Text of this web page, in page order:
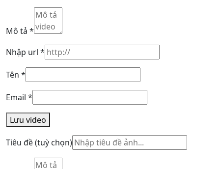
Mô tả *
Nhập url *
Tên *
Email *
Lưu video
Tiêu đề(tuỳ chọn)